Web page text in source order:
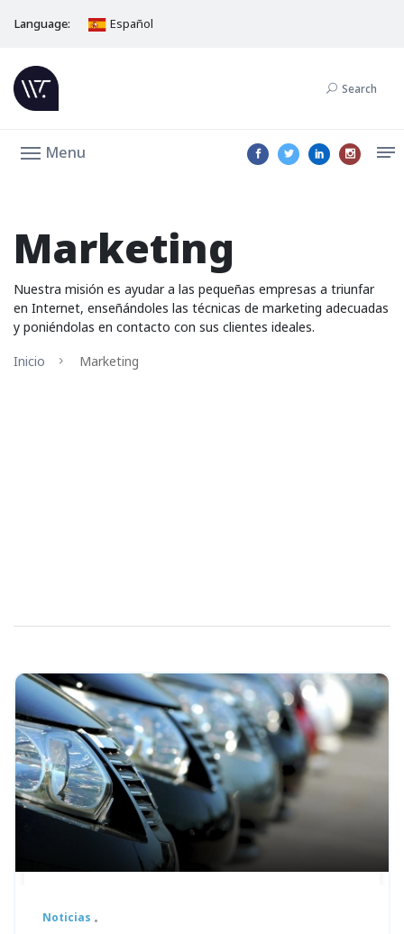
Language: Español
Search
Menu
Marketing
Nuestra misión es ayudar a las pequeñas empresas a triunfar
en Internet, enseñándoles las técnicas de marketing adecuadas
y poniéndolas en contacto con sus clientes ideales.
Inicio
Marketing
Noticias